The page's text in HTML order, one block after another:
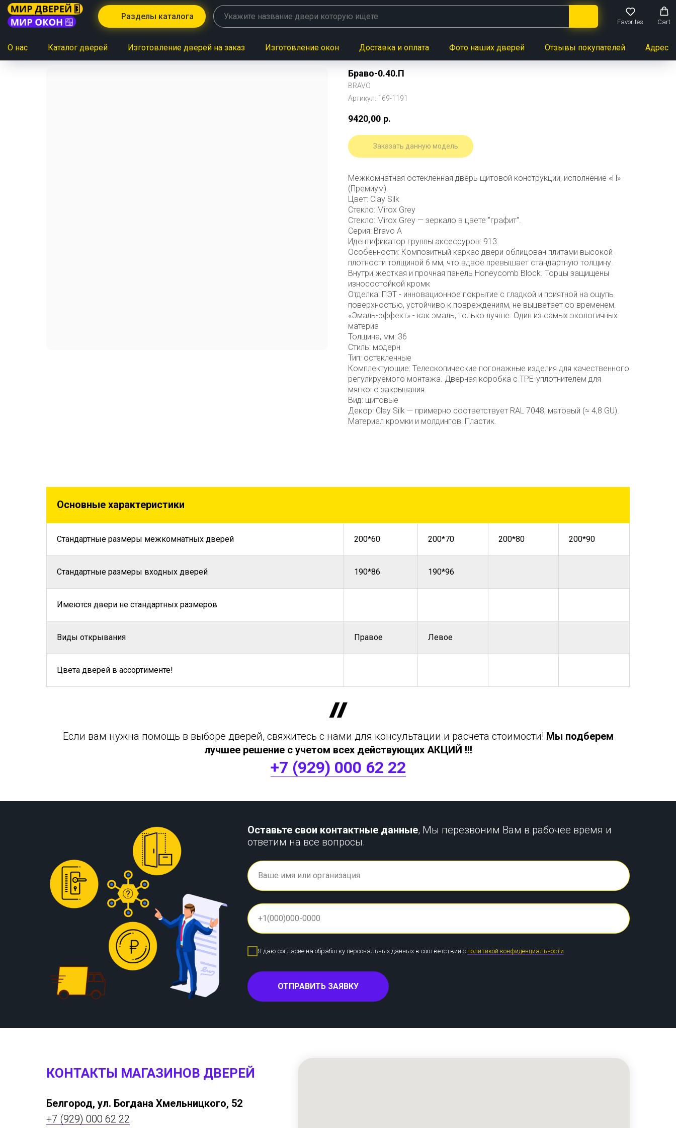
Разделы каталога
Favorites Cart
О нас Каталог дверей Изготовление дверей на заказ Изготовление окон Доставка и оплата Фото наших дверей Отзывы покупателей Адреса
Браво-0.40.П
BRAVO
Артикул: 169-1191
9420,00 р.
Заказать данную модель
Межкомнатная остекленная дверь щитовой конструкции, исполнение «П»
(Премиум).
Цвет: Clay Silk
Стекло: Mirox Grey
Стекло: Mirox Grey — зеркало в цвете "графит".
Серия: Bravo A
Идентификатор группы аксессуров: 913
Особенности: Композитный каркас двери облицован плитами высокой
плотности толщиной 6 мм, что вдвое превышает стандартную толщину.
Внутри жесткая и прочная панель Honeycomb Block. Торцы защищены
износостойкой кромк
Отделка: ПЭТ - инновационное покрытие c гладкой и приятной на ощупь
поверхностью, устойчиво к повреждениям, не выцветает со временем.
«Эмаль-эффект» - как эмаль, только лучше. Один из самых экологичных
материа
Толщина, мм: 36
Стиль: модерн
Тип: остекленные
Комплектующие: Телескопические погонажные изделия для качественного
регулируемого монтажа. Дверная коробка с TPE-уплотнителем для
мягкого закрывания.
Вид: щитовые
Декор: Clay Silk — примерно соответствует RAL 7048, матовый (≈ 4,8 GU).
Материал кромки и молдингов: Пластик.
Основные характеристики
Стандартные размеры межкомнатных дверей 200*60 200*70 200*80 200*90
Стандартные размеры входных дверей 190*86 190*96
Имеются двери не стандартных размеров
Виды открывания Правое Левое
Цвета дверей в ассортименте!
Если вам нужна помощь в выборе дверей, свяжитесь с нами для консультации и расчета стоимости! Мы подберем
лучшее решение с учетом всех действующих АКЦИЙ !!!
+7 (929) 000 62 22
Оставьте свои контактные данные, Мы перезвоним Вам в рабочее время и
ответим на все вопросы.
Я даю согласие на обработку персональных данных в соответствии с политикой конфиденциальности
ОТПРАВИТЬ ЗАЯВКУ
КОНТАКТЫ МАГАЗИНОВ ДВЕРЕЙ
Белгород, ул. Богдана Хмельницкого, 52
+7 (929) 000 62 22